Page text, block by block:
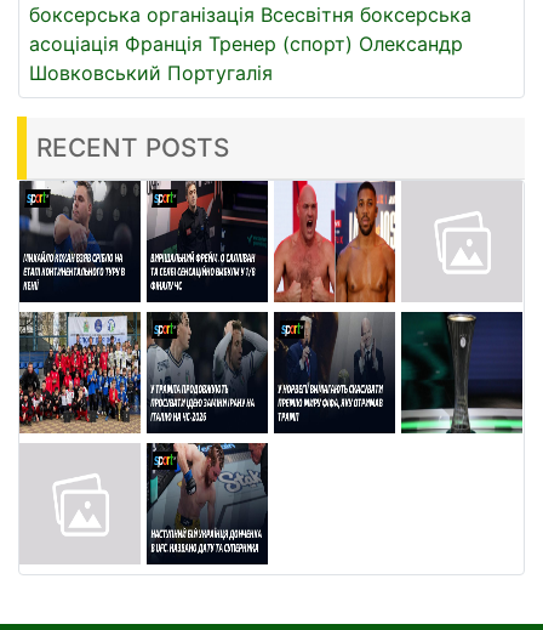
боксерська організація Всесвітня боксерська
асоціація Франція Тренер (спорт) Олександр
Шовковський Португалія
RECENT POSTS